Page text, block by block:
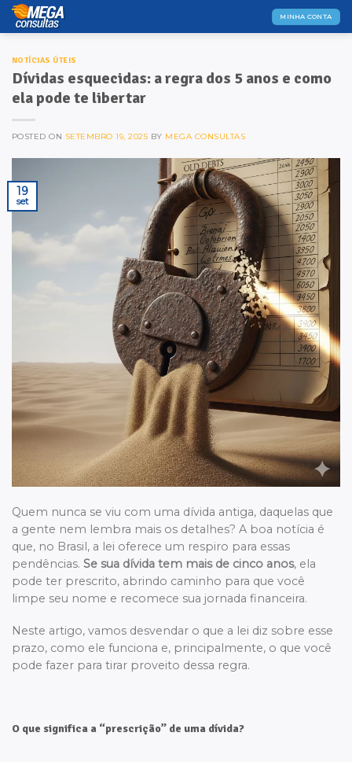
Skip
MINHA CONTA
NOTÍCIAS ÚTEIS
Dívidas esquecidas: a regra dos 5 anos e como
ela pode te libertar
POSTED ON SETEMBRO 19, 2025 BY MEGA CONSULTAS
19
set
Quem nunca se viu com uma dívida antiga, daquelas que
a gente nem lembra mais os detalhes? A boa notícia é
que, no Brasil, a lei oferece um respiro para essas
pendências. Se sua dívida tem mais de cinco anos, ela
pode ter prescrito, abrindo caminho para que você
limpe seu nome e recomece sua jornada financeira.
Neste artigo, vamos desvendar o que a lei diz sobre esse
prazo, como ele funciona e, principalmente, o que você
pode fazer para tirar proveito dessa regra.
O que significa a “prescrição” de uma dívida?